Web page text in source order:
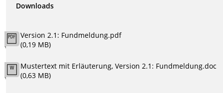
Downloads
Version 2.1: Fundmeldung.pdf
(0,19 MB)
Mustertext mit Erläuterung, Version 2.1: Fundmeldung.doc
(0,63 MB)